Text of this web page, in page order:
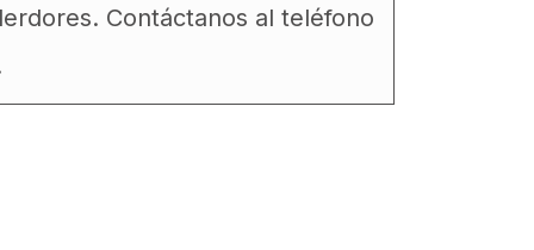
Contáctanos al teléfono